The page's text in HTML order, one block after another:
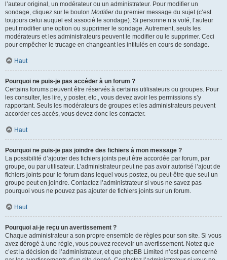
l’auteur original, un modérateur ou un administrateur. Pour modifier un
sondage, cliquez sur le bouton Modifierdu premier message du sujet (c’est
toujours celui auquel est associé le sondage). Si personne n’a voté, l’auteur
peut modifier une option ou supprimer le sondage. Autrement, seuls les
modérateurs et les administrateurs peuvent le modifier ou le supprimer. Ceci
pour empêcher le trucage en changeant les intitulés en cours de sondage.
Haut
Pourquoi ne puis-je pas accéder à un forum ?
Certains forums peuvent être réservés à certains utilisateurs ou groupes. Pour
les consulter, les lire, y poster, etc., vous devez avoir les permissions s’y
rapportant. Seuls les modérateurs de groupes et les administrateurs peuvent
accorder ces accès, vous devez donc les contacter.
Haut
Pourquoi ne puis-je pas joindre des fichiers à mon message ?
La possibilité d’ajouter des fichiers joints peut être accordée par forum, par
groupe, ou par utilisateur. L’administrateur peut ne pas avoir autorisé l’ajout de
fichiers joints pour le forum dans lequel vous postez, ou peut-être que seul un
groupe peut en joindre. Contactez l’administrateur si vous ne savez pas
pourquoi vous ne pouvez pas ajouter de fichiers joints sur un forum.
Haut
Pourquoi ai-je reçu un avertissement ?
Chaque administrateur a son propre ensemble de règles pour son site. Si vous
avez dérogé à une règle, vous pouvez recevoir un avertissement. Notez que
c’est la décision de l’administrateur, et que phpBB Limited n’est pas concerné